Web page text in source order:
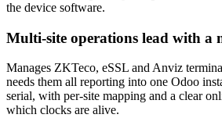
the device software.
Multi-site operations lead with a
Manages ZKTeco, eSSL and Anviz
needs them all reporting into one Odoo
serial, with per-site mapping and a clear
which clocks are alive.